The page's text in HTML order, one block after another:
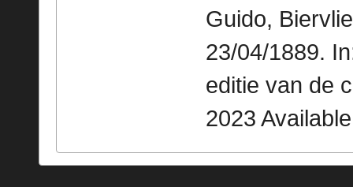
Guido,
23/04/1889.
editie van de
2023